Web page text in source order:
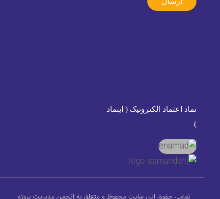
نماد اعتماد الکترونیک ( اینماد